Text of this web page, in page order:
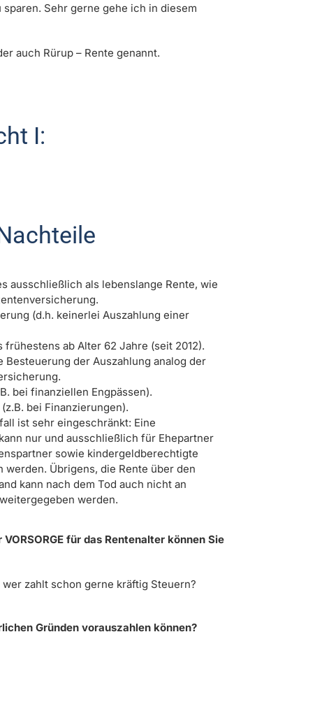
Sehr gerne gehe ich in diesem
auch Rürup – Rente genannt.
I:
ausschließlich als lebenslange Rente, wie
(d.h. keinerlei Auszahlung einer
frühestens ab Alter 62 Jahre (seit 2012).
Besteuerung der Auszahlung analog der
bei finanziellen Engpässen).
bei Finanzierungen).
ist sehr eingeschränkt: Eine
nur und ausschließlich für Ehepartner
sowie kindergeldberechtigte
werden. Übrigens, die Rente über den
kann nach dem Tod auch nicht an
werden.
für das Rentenalter können Sie
zahlt schon gerne kräftig Steuern?
Gründen vorauszahlen können?